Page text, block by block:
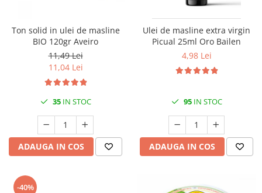
Ton solid in ulei de masline
BIO 120gr Aveiro
11,49 Lei
11,04 Lei
35IN STOC
ADAUGA IN COS
Ulei de masline extra virgin
Picual 25ml Oro Bailen
4,98 Lei
95IN STOC
ADAUGA IN COS
-40%